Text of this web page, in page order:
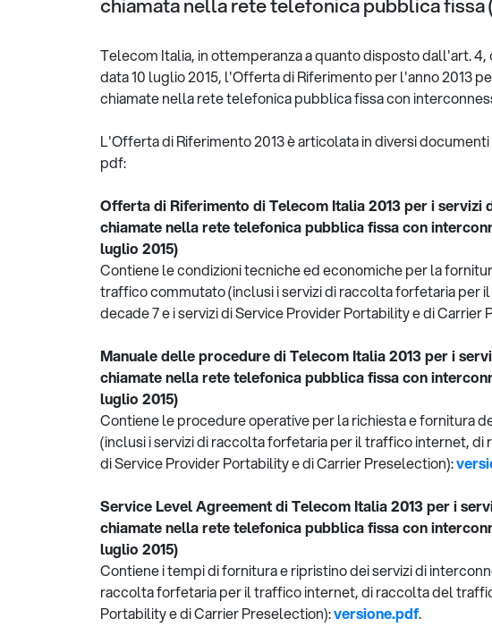
Telecom Italia, in ottemperanza a quanto disposto dall'art.
data 10 luglio 2015, l'Offerta di Riferimento per l'anno 2013
chiamate nella rete telefonica pubblica fissa con
L'Offerta di Riferimento 2013 è articolata in diversi
pdf:
Offerta di Riferimento di Telecom Italia 2013 per i
chiamate nella rete telefonica pubblica fissa con
luglio 2015)
Contiene le condizioni tecniche ed economiche per la
traffico commutato (inclusi i servizi di raccolta forfetaria
decade 7 e i servizi di Service Provider Portability e di Carrier
Manuale delle procedure di Telecom Italia 2013 per i
chiamate nella rete telefonica pubblica fissa con
luglio 2015)
Contiene le procedure operative per la richiesta e fornitura
(inclusi i servizi di raccolta forfetaria per il traffico internet,
di Service Provider Portability e di Carrier Preselection):
Service Level Agreement di Telecom Italia 2013 per i
chiamate nella rete telefonica pubblica fissa con
luglio 2015)
Contiene i tempi di fornitura e ripristino dei servizi di
raccolta forfetaria per il traffico internet, di raccolta del
Portability e di Carrier Preselection):versione.pdf.